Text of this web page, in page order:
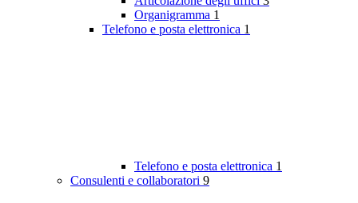
Organigramma 1
Telefono e posta elettronica 1
Telefono e posta elettronica 1
Consulenti e collaboratori 9